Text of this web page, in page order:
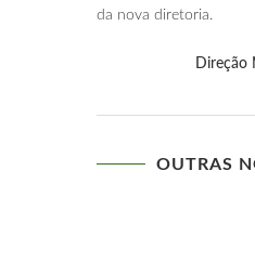
da nova diretoria.
Direção
OUTRAS